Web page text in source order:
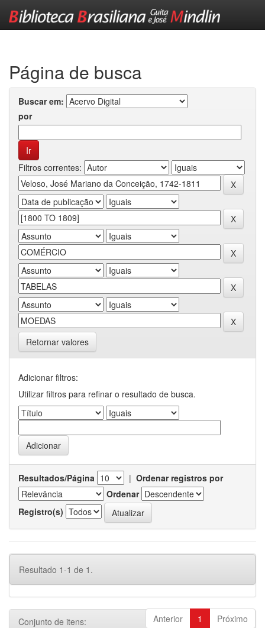
Página de busca
Buscar em:
por
Filtros correntes:
Retornar valores
Adicionar filtros:
Utilizar filtros para refinar o resultado de busca.
Resultados/Página | Ordenar registros por
Ordenar
Registro(s)
Resultado 1-1 de 1.
Anterior 1 Próximo
Conjunto de itens: